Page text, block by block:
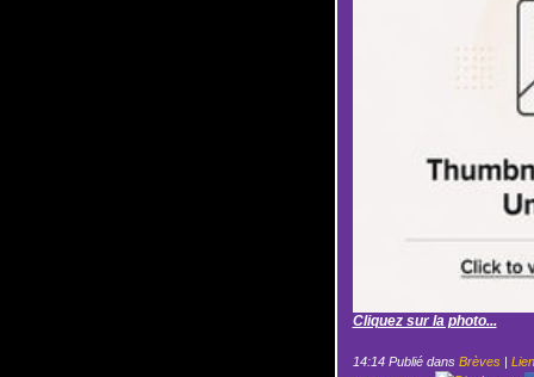
Cliquez sur la photo...
14:14 Publié dans Brèves |